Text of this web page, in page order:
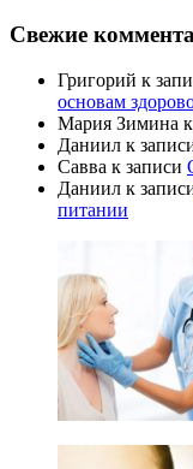
Свежие
Григорий к
основам
Мария Зимина
Даниил к
Савва к записи
Даниил к
питании